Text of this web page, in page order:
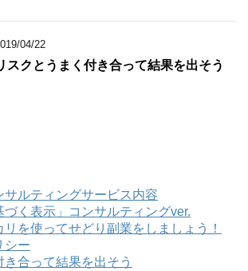
04/22
スクとうまく付き合って結果を出そう
サルティングサービス内容
づく表示」コンサルティングver.
を使ってせどり副業をしましょう！
シー
き合って結果を出そう